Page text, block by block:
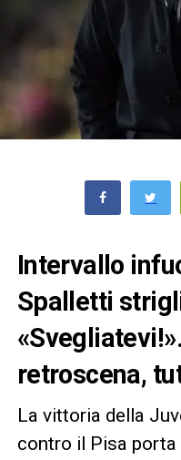
Intervallo
Spalletti
retroscena,
La vittoria della
contro il Pisa